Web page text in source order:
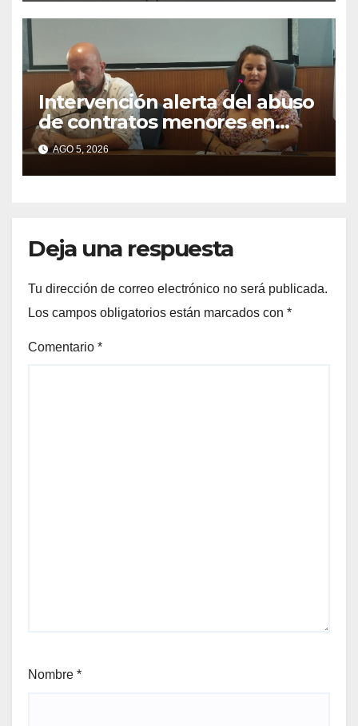
Intervención alerta del abuso
de contratos menores en
2025
AGO 5, 2026
Deja una respuesta
Tu dirección de correo electrónico no será publicada.
Los campos obligatorios están marcados con *
Comentario *
Nombre *